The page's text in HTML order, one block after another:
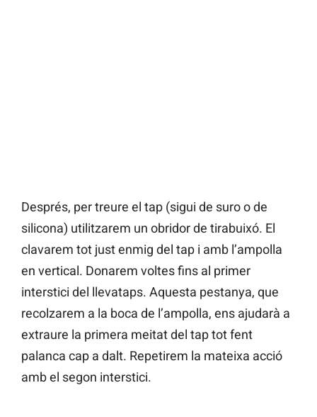
Després, per treure el tap (sigui de suro o de
silicona) utilitzarem un obridor de tirabuixó. El
clavarem tot just enmig del tap i amb l’ampolla
en vertical. Donarem voltes fins al primer
interstici del llevataps. Aquesta pestanya, que
recolzarem a la boca de l’ampolla, ens ajudarà a
extraure la primera meitat del tap tot fent
palanca cap a dalt. Repetirem la mateixa acció
amb el segon interstici.